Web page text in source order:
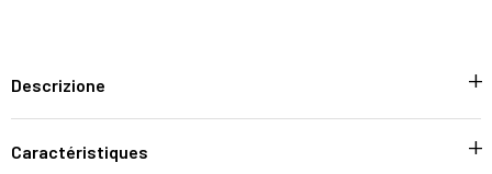
Descrizione
Caractéristiques